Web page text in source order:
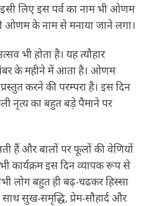
लिए इस पर्व का नाम भी ओणम
ओणम के नाम से मनाया जाने लगा।
भी होता है। यह त्यौहार
के महीने में आता है। ओणम
करने की परम्परा है। इस दिन
नृत्य का बहुत बड़े पैमाने पर
हैं और बालों पर फूलों की वेणियों
कार्यक्रम इस दिन व्यापक रूप से
लोग बहुत ही बढ़-चढकर हिस्सा
सुख-समृद्धि, प्रेम-सौहार्द और